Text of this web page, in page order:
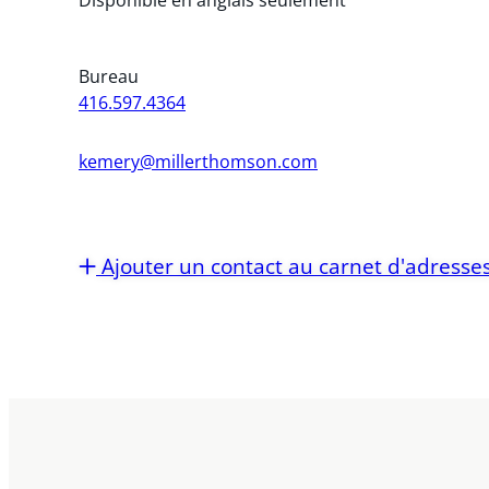
Bureau
416.597.4364
kemery@millerthomson.com
Ajouter un contact au carnet